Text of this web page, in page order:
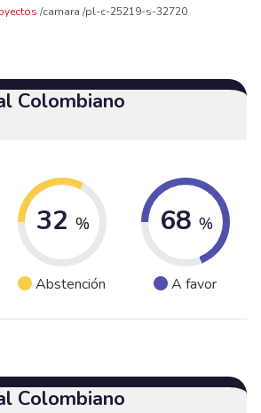
camara pl-c-25219-s-32720
Colombiano
32 %
Abstención
68 %
A favor
Colombiano